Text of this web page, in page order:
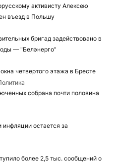
активисту Алексею
въезд в Польшу
бригад задействовано в
— "Белэнерго"
четвертого этажа в Бресте
собрана почти половина
остается за
более 2,5 тыс. сообщений о